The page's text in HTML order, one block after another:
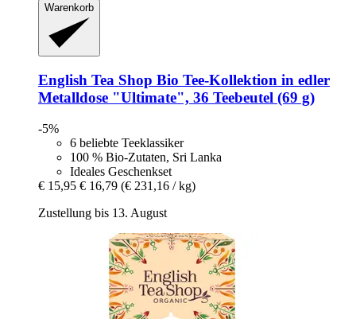
Warenkorb
English Tea Shop Bio Tee-​Kollektion in edler
Metalldose "Ultimate", 36 Teebeutel (69 g)
-5%
6 beliebte Teeklassiker
100 % Bio-Zutaten, Sri Lanka
Ideales Geschenkset
€ 15,95 € 16,79 (€ 231,16 / kg)
Zustellung bis 13. August